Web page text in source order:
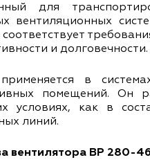
для
вентиляционных
соответствует
и долговечности.
в
помещений. Он
условиях, как в
линий.
вентилятора ВР 280-